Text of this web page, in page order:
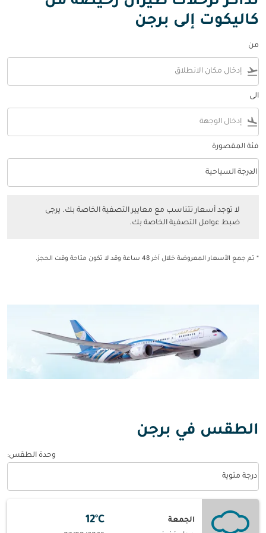
كاليكوت إلى برجن
من
flight_takeoff
الى
flight_land
فئة المقصورة
فئة المقصورة option الدرجة السياحية Selected
الدرجة السياحية
keyboard_arrow_down
لا توجد أسعار تتناسب مع معايير التصفية الخاصة بك. يرجى
ضبط عوامل التصفية الخاصة بك.
* تم جمع الأسعار المعروضة خلال آخر 48 ساعة وقد لا تكون متاحة وقت الحجز.
الطقس في برجن
وحدة الطقس:
درجة مئوية
الجمعة
12°C